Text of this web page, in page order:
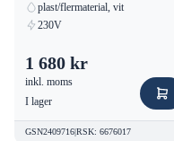
plast/flermaterial, vit
230V
1 680 kr
inkl. moms
I lager
GSN2409716|RSK: 6676017